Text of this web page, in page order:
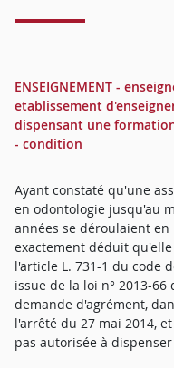
ENSEIGNEMENT -
etablissement
dispensant une
- condition
Ayant constaté qu'une
en odontologie jusqu'au
années se déroulaient
exactement déduit
l'article L. 731-1 du code
issue de la loi n° 2013-
demande d'agrément,
l'arrêté du 27 mai 2014,
pas autorisée à